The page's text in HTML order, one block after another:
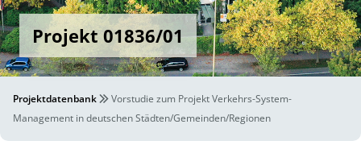
Projekt 01836/01
Projektdatenbank
Vorstudie zum Projekt Verkehrs-System-
Management in deutschen Städten/Gemeinden/Regionen